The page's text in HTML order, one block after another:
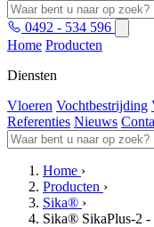
0492 - 534 596
Home Producten
Diensten
Vloeren Vochtbestrijding
Referenties Nieuws
Home ›
Producten ›
Sika® ›
Sika® SikaPlus-2 -